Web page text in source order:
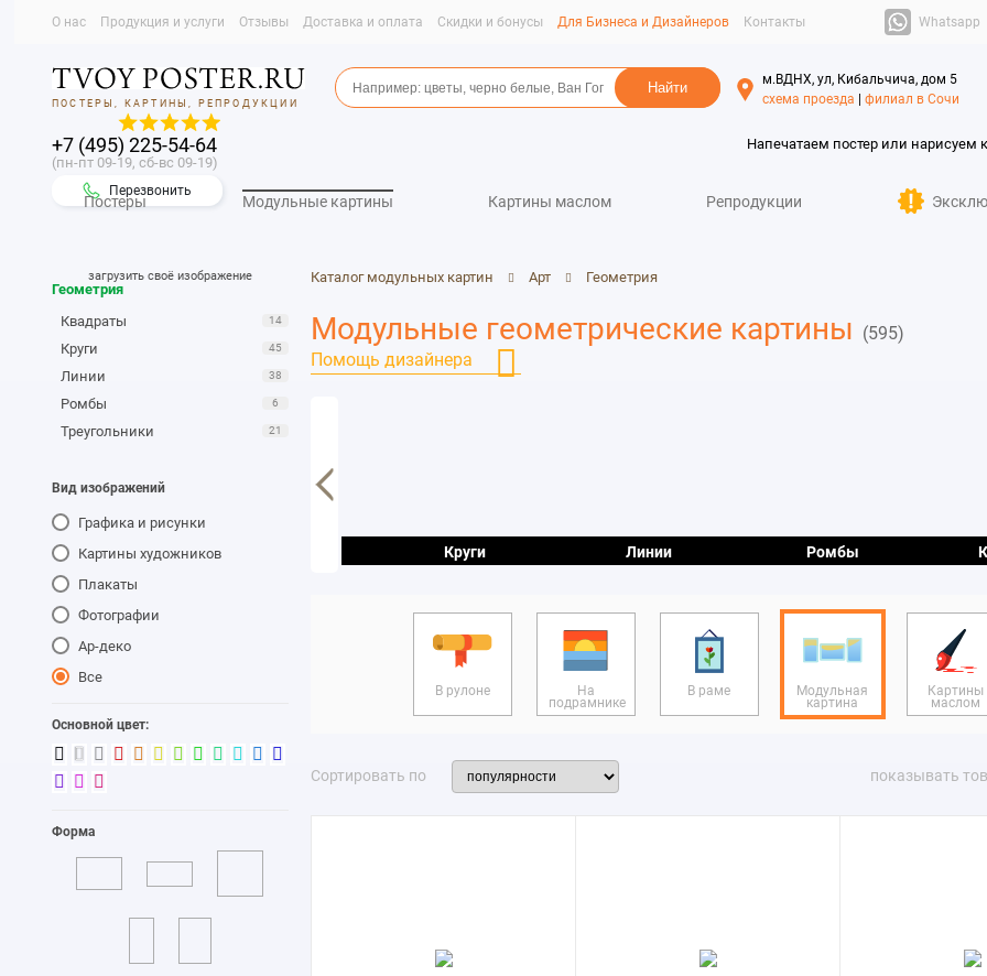
О нас Продукция и услуги Отзывы Доставка и оплата Скидки и бонусы Для Бизнеса и Дизайнеров Контакты Whatsapp
ПОСТЕРЫ, КАРТИНЫ, РЕПРОДУКЦИИ
+7 (495) 225-54-64
(пн-пт 09-19, сб-вс 09-19)
Перезвонить
м.ВДНХ, ул, Кибальчича, дом 5
схема проезда
филиал в Сочи
Напечатаем постер или нарисуем
Постеры Модульные картины Картины маслом Репродукции
загрузить своё изображение
Геометрия
Квадраты
14
Круги 45
Линии 38
Ромбы 6
Треугольники 21
Вид изображений
Графика и рисунки
Картины художников
Плакаты
Фотографии
Ар-деко
Все
Основной цвет:
Форма
Каталог модульных картин Арт Геометрия
Модульные геометрические картины (595)
Помощь дизайнера
Квадраты Круги Линии Ромбы
В рулоне На
подрамнике
В раме Модульная
картина
Картины
маслом
Сортировать по показывать